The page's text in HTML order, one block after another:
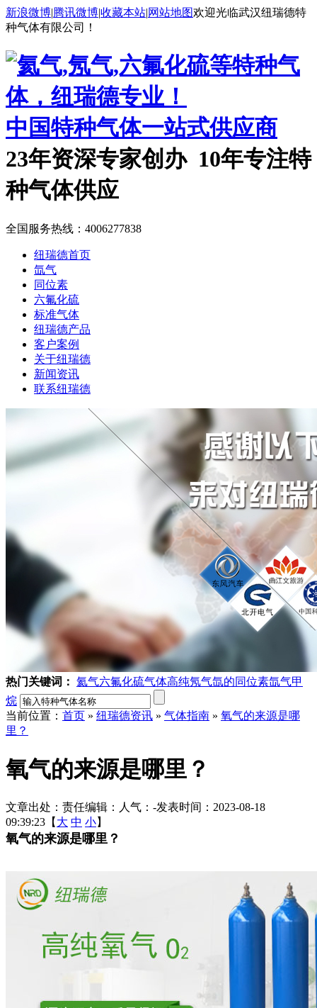
新浪微博|腾讯微博|收藏本站|网站地图欢迎光临武汉纽瑞德特
种气体有限公司！
中国特种气体一站式供应商
23年资深专家创办 10年专注特
种气体供应
全国服务热线： 4006277838
纽瑞德首页
氙气
同位素
六氟化硫
标准气体
纽瑞德产品
客户案例
关于纽瑞德
新闻资讯
联系纽瑞德
热门关键词： 氦气六氟化硫气体高纯氖气氙的同位素氙气甲
烷
当前位置： 首页 » 纽瑞德资讯 » 气体指南 » 氧气的来源是哪
里？
氧气的来源是哪里？
文章出处： 责任编辑： 人气： -发表时间：2023-08-18
09:39:23【 大 中 小】
氧气的来源是哪里？